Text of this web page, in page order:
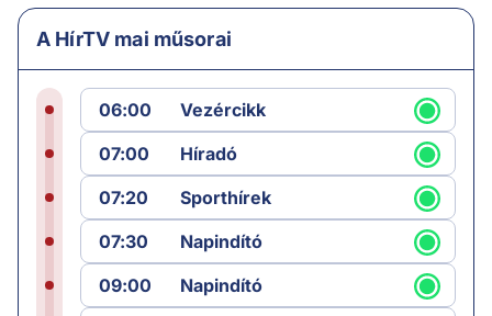
A HírTV mai műsorai
06:00
Vezércikk
07:00
Híradó
07:20
Sporthírek
07:30
Napindító
09:00
Napindító